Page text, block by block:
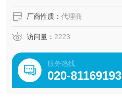
厂商性质： 代理商
访问量： 2223
服务热线
020-81169193